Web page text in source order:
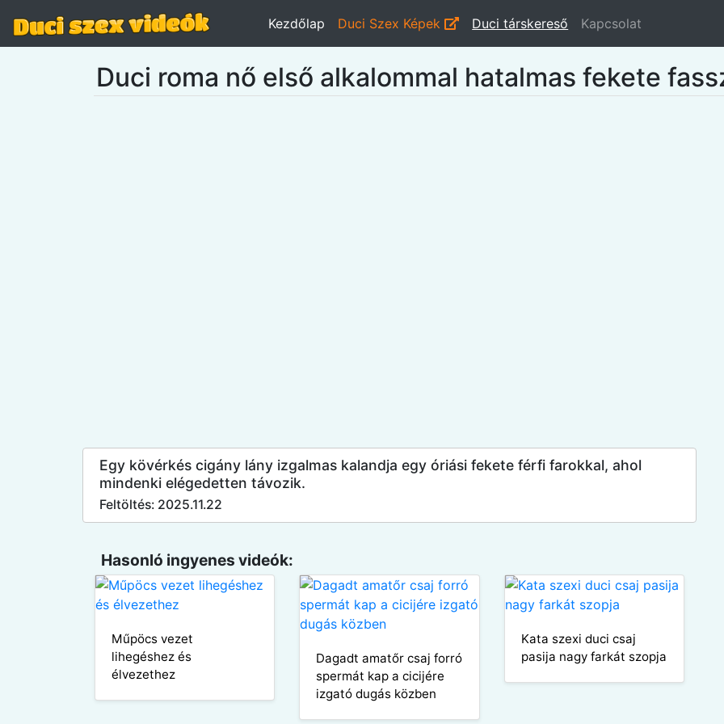
Kezdőlap Duci Szex Képek Duci társkereső Kapcsolat
Duci roma nő első alkalommal hatalmas fekete
Egy kövérkés cigány lány izgalmas kalandja egy óriási fekete férfi farokkal, ahol
mindenki elégedetten távozik.
Feltöltés: 2025.11.22
Hasonló ingyenes videók:
Műpöcs vezet
lihegéshez és
élvezethez
Dagadt amatőr csaj forró
spermát kap a cicijére
izgató dugás közben
Kata szexi duci csaj
pasija nagy farkát szopja